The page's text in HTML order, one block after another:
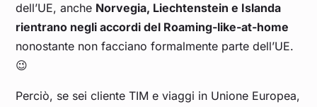
dell’UE, anche Norvegia, Liechtenstein e Islanda
rientrano negli accordi del Roaming-like-at-home
nonostante non facciano formalmente parte dell’UE.
😉
Perciò, se sei cliente TIM e viaggi in Unione Europea,